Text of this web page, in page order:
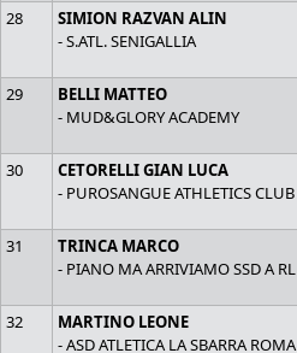
28
SIMION RAZVAN ALIN
- S.ATL. SENIGALLIA
29
BELLI MATTEO
- MUD&GLORY ACADEMY
30
CETORELLI GIAN LUCA
- PUROSANGUE ATHLETICS CLUB
31
TRINCA MARCO
- PIANO MA ARRIVIAMO SSD A RL
32
MARTINO LEONE
- ASD ATLETICA LA SBARRA ROMA